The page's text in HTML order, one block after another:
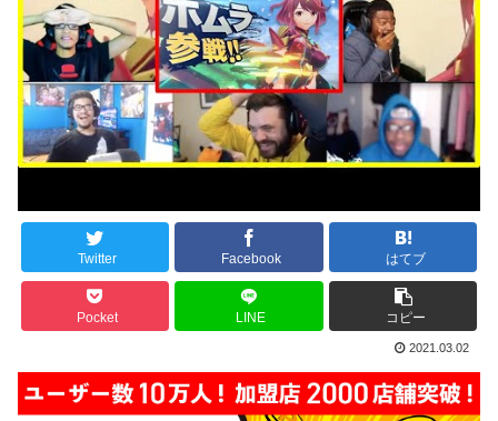
Twitter Facebook はてブ
Pocket LINE コピー
2021.03.02